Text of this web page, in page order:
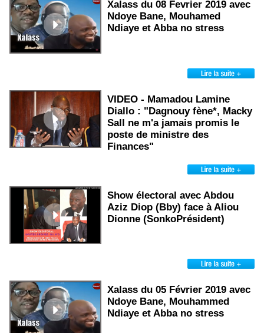
Xalass du 08 Fevrier 2019 avec
Ndoye Bane, Mouhamed
Ndiaye et Abba no stress
VIDEO - Mamadou Lamine
Diallo : "Dagnouy fène*, Macky
Sall ne m'a jamais promis le
poste de ministre des
Finances"
Show électoral avec Abdou
Aziz Diop (Bby) face à Aliou
Dionne (SonkoPrésident)
Xalass du 05 Février 2019 avec
Ndoye Bane, Mouhammed
Ndiaye et Abba no stress